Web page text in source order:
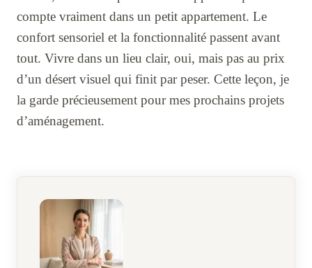
compte vraiment dans un petit appartement. Le
confort sensoriel et la fonctionnalité passent avant
tout. Vivre dans un lieu clair, oui, mais pas au prix
d’un désert visuel qui finit par peser. Cette leçon, je
la garde précieusement pour mes prochains projets
d’aménagement.